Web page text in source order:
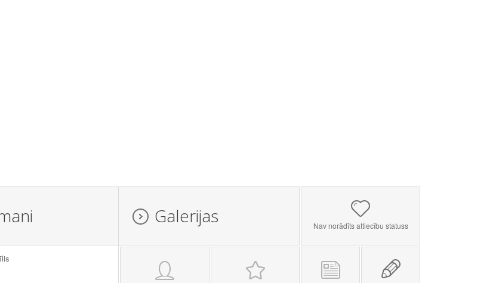
Galerijas Nav norādīts attiecību statuss